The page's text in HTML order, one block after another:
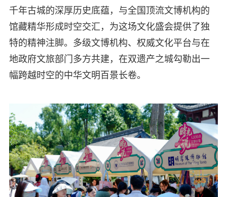
千年古城的深厚历史底蕴，与全国顶流文博机构的
馆藏精华形成时空交汇，为这场文化盛会提供了独
特的精神注脚。多级文博机构、权威文化平台与在
地政府文旅部门多方共建，在双遗产之城勾勒出一
幅跨越时空的中华文明百景长卷。